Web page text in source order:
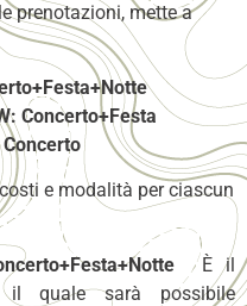
prenotazioni, mette a
Concerto+Festa
Concerto
e modalità per ciascun
È il
il quale sarà possibile